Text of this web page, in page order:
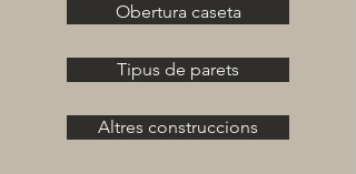
Obertura caseta
Tipus de parets
Altres construccions